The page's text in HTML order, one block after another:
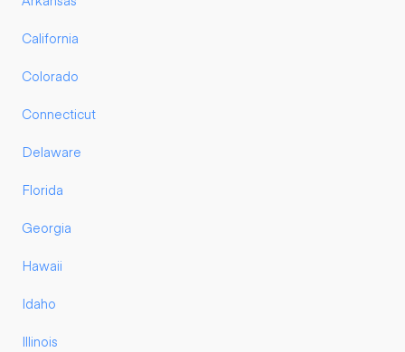
California
Colorado
Connecticut
Delaware
Florida
Georgia
Hawaii
Idaho
Illinois